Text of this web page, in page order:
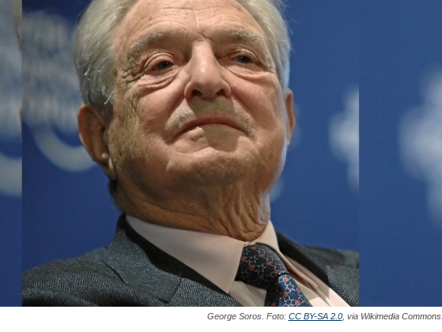
George Soros. Foto: CC BY-SA 2.0, via Wikimedia Commons.